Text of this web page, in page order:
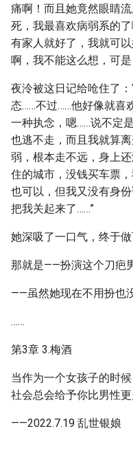
痛啊！而且她竟然眼睛
死，我最喜欢病弱系的
有家人就好了，我就可
啊，我不能这么想，可
夜泠被这日记给呛住了
态……不过……他好像就喜
一种执念，嗯……说不定
也逃不走，而且我就算
弱，根本走不远，身上
住的城市，没钱买车票
也可以，但我又没有身
把我关起来了……”
她深吸了一口气，终于做
那就是——扮演这个刀疤
——虽然她现在不用扮也
……
第3章 3.梅酒
当作为一个女孩子的时
社会总会给予你比男性更
——2022.7.19 乱世银娘